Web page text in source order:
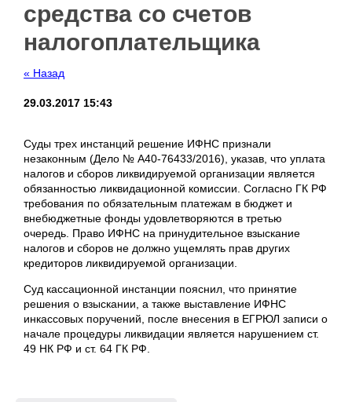
средства со счетов
налогоплательщика
« Назад
29.03.2017 15:43
Суды трех инстанций решение ИФНС признали
незаконным (Дело № А40-76433/2016), указав, что уплата
налогов и сборов ликвидируемой организации является
обязанностью ликвидационной комиссии. Согласно ГК РФ
требования по обязательным платежам в бюджет и
внебюджетные фонды удовлетворяются в третью
очередь. Право ИФНС на принудительное взыскание
налогов и сборов не должно ущемлять прав других
кредиторов ликвидируемой организации.
Суд кассационной инстанции пояснил, что принятие
решения о взыскании, а также выставление ИФНС
инкассовых поручений, после внесения в ЕГРЮЛ записи о
начале процедуры ликвидации является нарушением ст.
49 НК РФ и ст. 64 ГК РФ.